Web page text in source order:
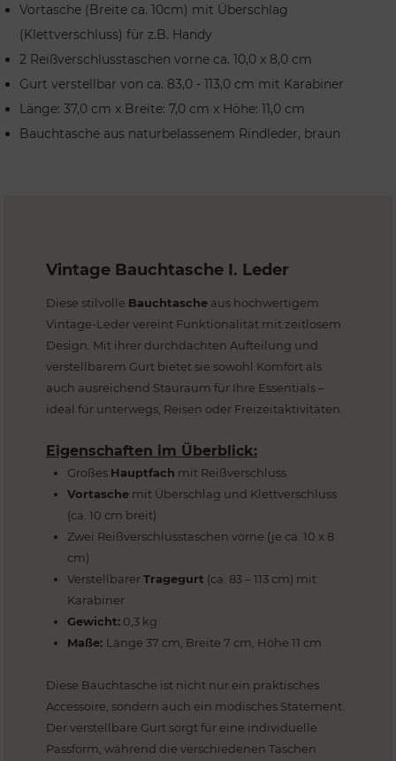
Vortasche (Breite ca. 10cm) mit Überschlag
(Klettverschluss) für z.B. Handy
2 Reißverschlusstaschen vorne ca. 10,0 x 8,0 cm
Gurt verstellbar von ca. 83,0 - 113,0 cm mit Karabiner
Länge: 37,0 cm x Breite: 7,0 cm x Höhe: 11,0 cm
Bauchtasche aus naturbelassenem Rindleder, braun
Vintage Bauchtasche I. Leder
Diese stilvolle Bauchtasche aus hochwertigem
Vintage-Leder vereint Funktionalität mit zeitlosem
Design. Mit ihrer durchdachten Aufteilung und
verstellbarem Gurt bietet sie sowohl Komfort als
auch ausreichend Stauraum für Ihre Essentials –
ideal für unterwegs, Reisen oder Freizeitaktivitäten.
Eigenschaften im Überblick:
Großes Hauptfach mit Reißverschluss
Vortasche mit Überschlag und Klettverschluss
(ca. 10 cm breit)
Zwei Reißverschlusstaschen vorne (je ca. 10 x 8
cm)
VerstellbarerTragegurt (ca. 83 – 113 cm) mit
Karabiner
Gewicht: 0,3 kg
Maße: Länge 37 cm, Breite 7 cm, Höhe 11 cm
Diese Bauchtasche ist nicht nur ein praktisches
Accessoire, sondern auch ein modisches Statement.
Der verstellbare Gurt sorgt für eine individuelle
Passform, während die verschiedenen Taschen